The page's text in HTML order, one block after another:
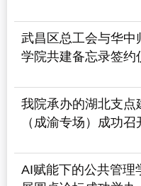
武昌区总工会与华中
学院共建备忘录签约
我院承办的湖北支点
（成渝专场）成功召
AI赋能下的公共管理